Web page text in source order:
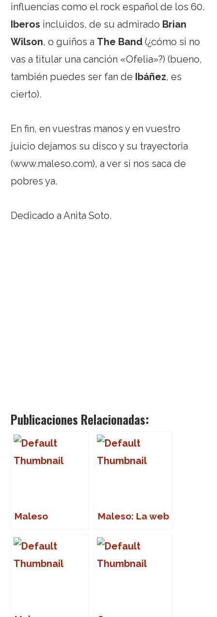
influencias como el rock español de los 60,
Iberos incluidos, de su admirado Brian
Wilson, o guiños a The Band(¿cómo si no
vas a titular una canción «Ofelia»?) (bueno,
también puedes ser fan de Ibáñez, es
cierto).
En fin, en vuestras manos y en vuestro
juicio dejamos su disco y su trayectoria
(www.maleso.com), a ver si nos saca de
pobres ya.
Dedicado a Anita Soto.
Publicaciones Relacionadas:
Maleso Maleso: La web